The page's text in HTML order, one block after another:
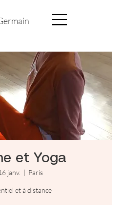
et Yoga
janv.
  |
Paris
et à distance